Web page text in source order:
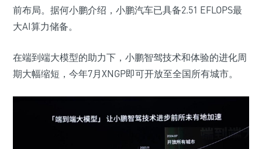
前布局。据何小鹏介绍，小鹏汽车已具备2.51 EFLOPS最
大AI算力储备。
在端到端大模型的助力下，小鹏智驾技术和体验的进化周
期大幅缩短，今年7月XNGP即可开放至全国所有城市。